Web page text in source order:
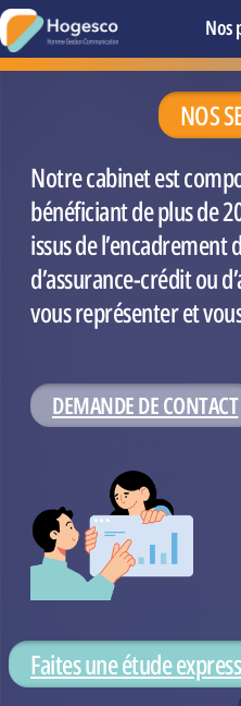
Nos
NOS
Notre cabinet est
bénéficiant de plus de
issus de l’encadrement
d’assurance-crédit ou
vous représenter et
DEMANDE DE CONTACT
Faites une étude express